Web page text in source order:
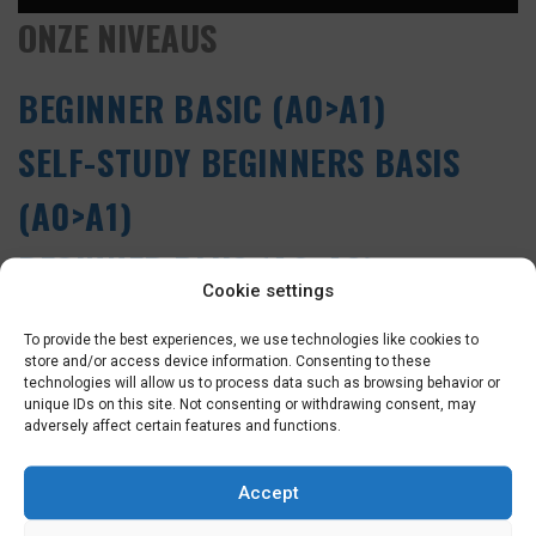
Cookie settings
To provide the best experiences, we use technologies like cookies to
store and/or access device information. Consenting to these
technologies will allow us to process data such as browsing behavior or
unique IDs on this site. Not consenting or withdrawing consent, may
adversely affect certain features and functions.
Accept
ONZE NIVEAUS
BEGINNER BASIC (A0>A1)
SELF-STUDY BEGINNERS BASIS
(A0>A1)
BEGINNER PLUS (A0>A2)
NEDERLANDSE GRAMMATICA A0-
A2
NEDERLANDSE GRAMMATICA A0-
A2